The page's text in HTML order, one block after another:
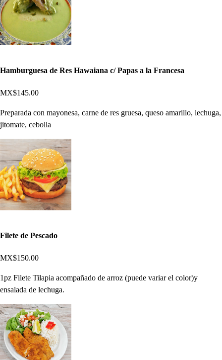
Hamburguesa de Res Hawaiana c/ Papas a la Francesa
MX$145.00
Preparada con mayonesa, carne de res gruesa, queso amarillo, lechuga,
jitomate, cebolla
Filete de Pescado
MX$150.00
1pz Filete Tilapia acompañado de arroz (puede variar el color)y
ensalada de lechuga.